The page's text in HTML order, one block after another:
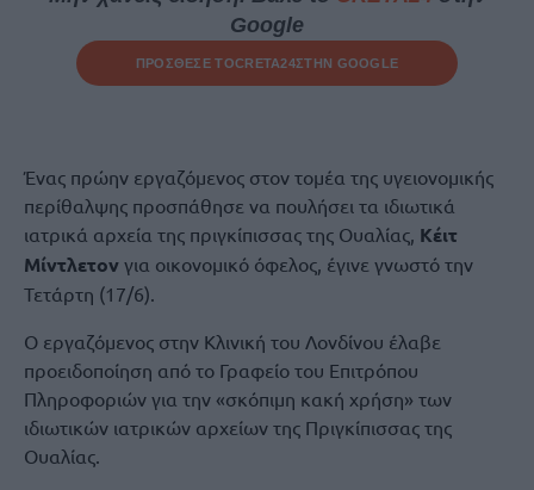
Google
ΠΡΟΣΘΕΣΕ ΤΟCRETA24ΣΤΗΝ GOOGLE
Ένας πρώην εργαζόμενος στον τομέα της υγειονομικής
περίθαλψης προσπάθησε να πουλήσει τα ιδιωτικά
ιατρικά αρχεία της πριγκίπισσας της Ουαλίας, Κέιτ
Μίντλετον για οικονομικό όφελος, έγινε γνωστό την
Τετάρτη (17/6).
Ο εργαζόμενος στην Κλινική του Λονδίνου έλαβε
προειδοποίηση από το Γραφείο του Επιτρόπου
Πληροφοριών για την «σκόπιμη κακή χρήση» των
ιδιωτικών ιατρικών αρχείων της Πριγκίπισσας της
Ουαλίας.